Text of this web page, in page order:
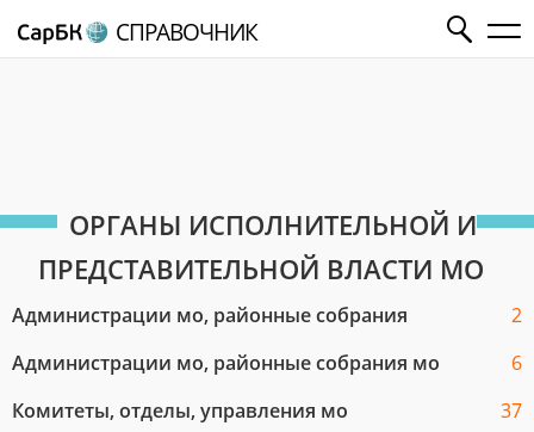
СПРАВОЧНИК
ОРГАНЫ ИСПОЛНИТЕЛЬНОЙ И
ПРЕДСТАВИТЕЛЬНОЙ ВЛАСТИ МО
Администрации мо, районные собрания
2
Администрации мо, районные собрания мо
6
Комитеты, отделы, управления мо
37